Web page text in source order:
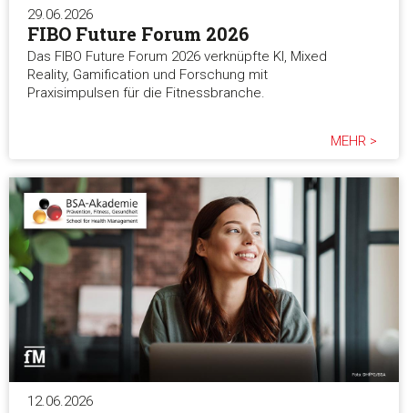
29.06.2026
FIBO Future Forum 2026
Das FIBO Future Forum 2026 verknüpfte KI, Mixed
Reality, Gamification und Forschung mit
Praxisimpulsen für die Fitnessbranche.
MEHR >
12.06.2026